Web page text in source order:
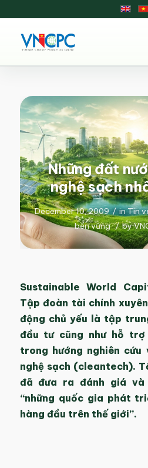
Những đất
nghệ sạch
December 10, 2009 / inTin
bền vững / by
Sustainable World
Tập đoàn tài chính
động chủ yếu là tập
đầu tư cũng như hỗ trợ
trong hướng nghiên
nghệ sạch (cleantech).
đã đưa ra đánh giá và
“những quốc gia phát
hàng đầu trên thế giới”.